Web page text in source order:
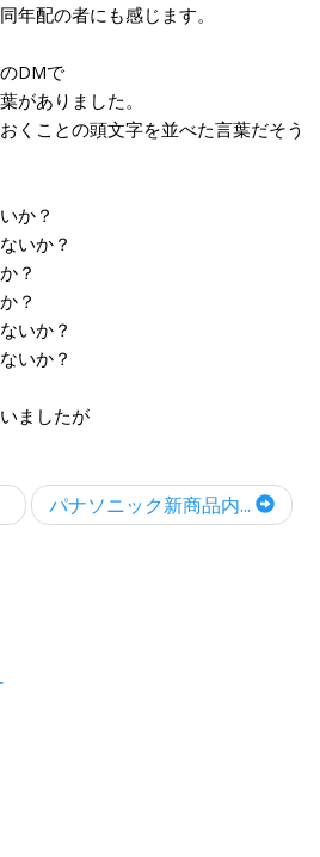
年配の者にも感じます。
DMで
がありました。
くことの頭文字を並べた言葉だそう
か？
いか？
？
？
いか？
いか？
ましたが
パナソニック新商品内...